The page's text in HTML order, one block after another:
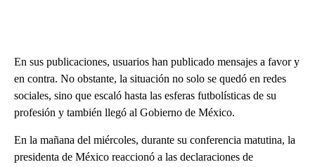
En sus publicaciones, usuarios han publicado mensajes a favor y
en contra. No obstante, la situación no solo se quedó en redes
sociales, sino que escaló hasta las esferas futbolísticas de su
profesión y también llegó al Gobierno de México.
En la mañana del miércoles, durante su conferencia matutina, la
presidenta de México reaccionó a las declaraciones de